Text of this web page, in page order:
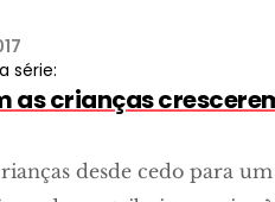
série:
as crianças
desde cedo para